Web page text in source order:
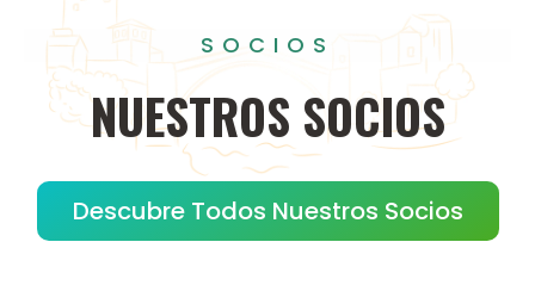
SOCIOS
NUESTROS SOCIOS
Descubre Todos Nuestros Socios